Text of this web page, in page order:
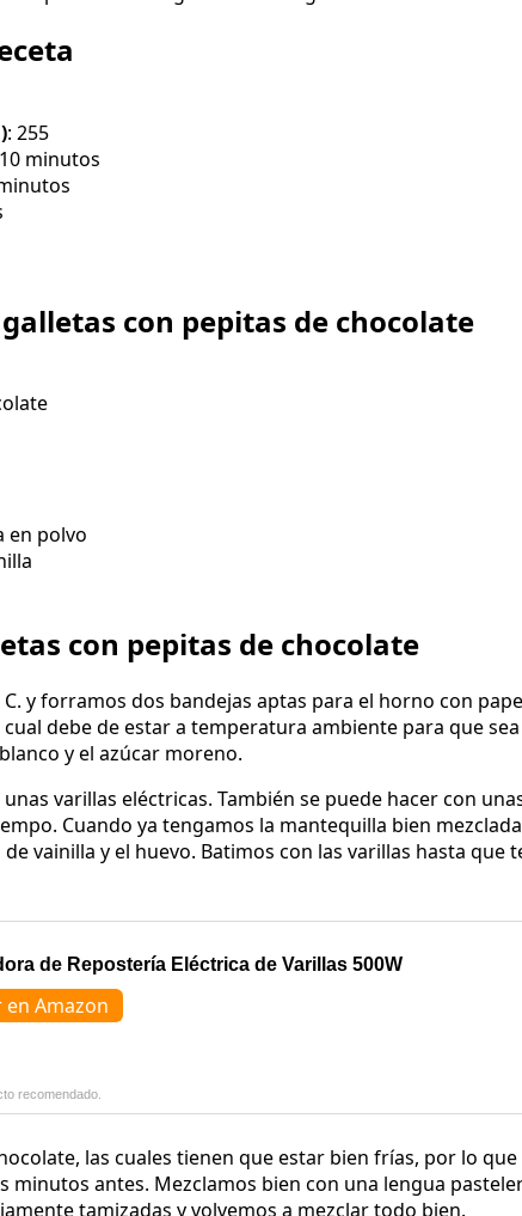
: 255
minutos
con pepitas de chocolate
en polvo
con pepitas de chocolate
y forramos dos bandejas aptas para el horno con
debe de estar a temperatura ambiente para que
y el azúcar moreno.
varillas eléctricas. También se puede hacer con
Cuando ya tengamos la mantequilla bien
vainilla y el huevo. Batimos con las varillas hasta que
de Repostería Eléctrica de Varillas 500W
en Amazon
recomendado.
las cuales tienen que estar bien frías, por lo
minutos antes. Mezclamos bien con una lengua
tamizadas y volvemos a mezclar todo bien.